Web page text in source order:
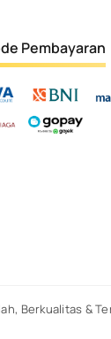
Pembayaran
Berkualitas &